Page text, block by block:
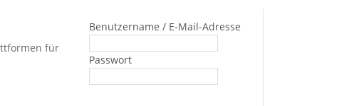
für
Benutzername / E-Mail-Adresse
Passwort